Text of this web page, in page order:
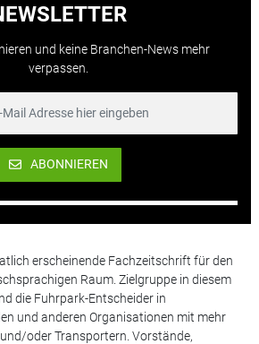
und keine Branchen-News mehr
verpassen.
ABONNIEREN
erscheinende Fachzeitschrift für den
Raum. Zielgruppe in diesem
die Fuhrpark-Entscheider in
und anderen Organisationen mit mehr
oder Transportern. Vorstände,